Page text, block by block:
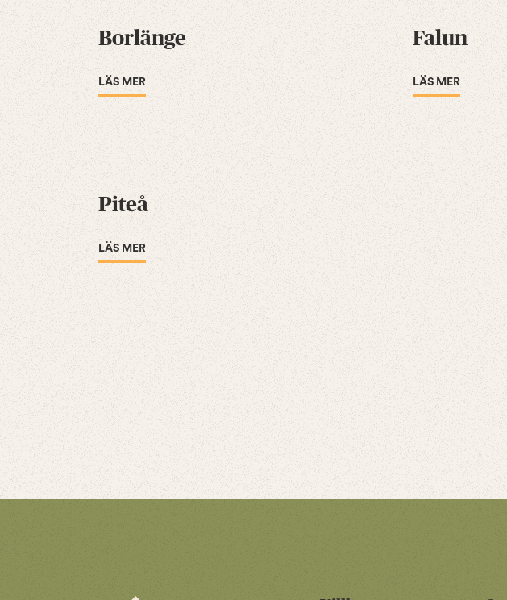
Borlänge
LÄS MER
Falun
LÄS MER
Piteå
LÄS MER